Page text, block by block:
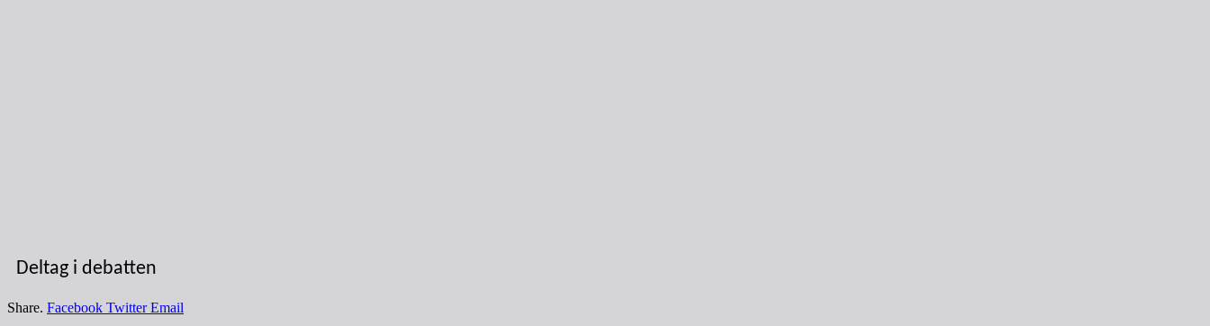
Deltag i debatten
Share. Facebook Twitter Email